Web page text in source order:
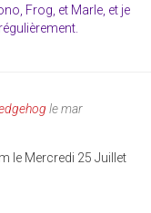
Frog, et Marle, et je
le mar
le Mercredi 25 Juillet